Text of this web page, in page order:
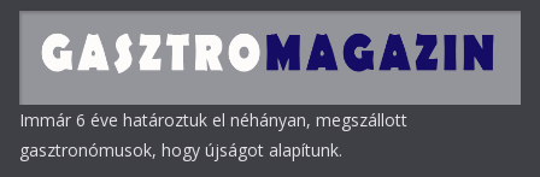
Immár 6 éve határoztuk el néhányan, megszállott
gasztronómusok, hogy újságot alapítunk.